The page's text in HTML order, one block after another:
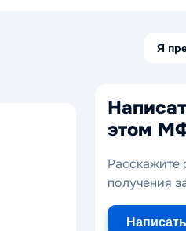
Я
этом
Расскажите
получения